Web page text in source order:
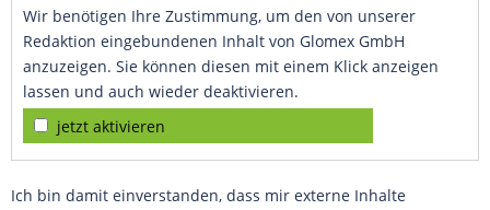
Wir benötigen Ihre Zustimmung, um den von unserer
Redaktion eingebundenen Inhalt von Glomex GmbH
anzuzeigen. Sie können diesen mit einem Klick anzeigen
lassen und auch wieder deaktivieren.
jetzt aktivieren
Ich bin damit einverstanden, dass mir externe Inhalte